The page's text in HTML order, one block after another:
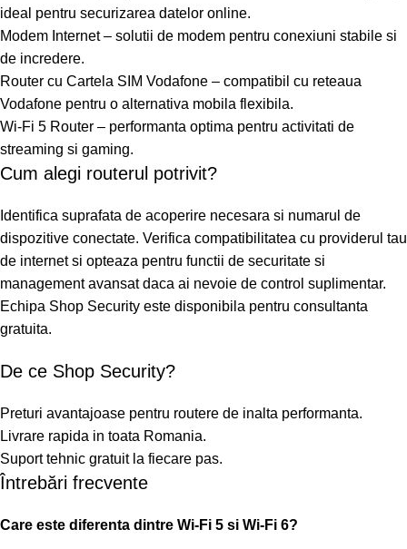
ideal pentru securizarea datelor online.
Modem Internet – solutii de modem pentru conexiuni stabile si
de incredere.
Router cu Cartela SIM Vodafone – compatibil cu reteaua
Vodafone pentru o alternativa mobila flexibila.
Wi-Fi 5 Router – performanta optima pentru activitati de
streaming si gaming.
Cum alegi routerul potrivit?
Identifica suprafata de acoperire necesara si numarul de
dispozitive conectate. Verifica compatibilitatea cu providerul tau
de internet si opteaza pentru functii de securitate si
management avansat daca ai nevoie de control suplimentar.
Echipa Shop Security este disponibila pentru consultanta
gratuita.
De ce Shop Security?
Preturi avantajoase pentru routere de inalta performanta.
Livrare rapida in toata Romania.
Suport tehnic gratuit la fiecare pas.
Întrebări frecvente
Care este diferenta dintre Wi-Fi 5 si Wi-Fi 6?